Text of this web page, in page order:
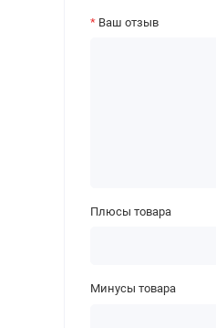
Ваш отзыв
Плюсы товара
Минусы товара